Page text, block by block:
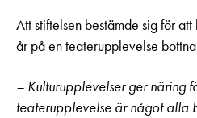
Att stiftelsen bestämde sig för
år på en teaterupplevelse
– Kulturupplevelser ger näring
teaterupplevelse är något alla